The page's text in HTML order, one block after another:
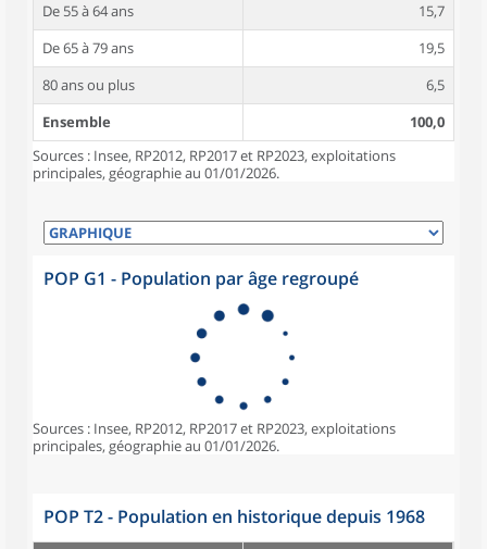
De 55 à 64 ans
15,7
De 65 à 79 ans
19,5
80 ans ou plus
6,5
Ensemble
100,0
Sources : Insee, RP2012, RP2017 et RP2023, exploitations
principales, géographie au 01/01/2026.
POP G1 - Population par âge regroupé
Sources : Insee, RP2012, RP2017 et RP2023, exploitations
principales, géographie au 01/01/2026.
POP T2 - Population en historique depuis 1968